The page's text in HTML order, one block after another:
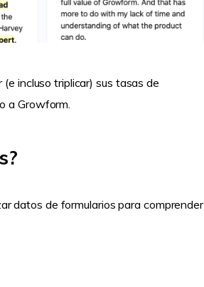
incluso triplicar) sus tasas de
a Growform.
datos de formularios para comprender